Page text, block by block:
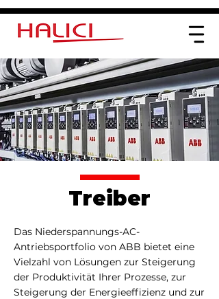
Treiber
Das Niederspannungs-AC-
Antriebsportfolio von ABB bietet eine
Vielzahl von Lösungen zur Steigerung
der Produktivität Ihrer Prozesse, zur
Steigerung der Energieeffizienz und zur